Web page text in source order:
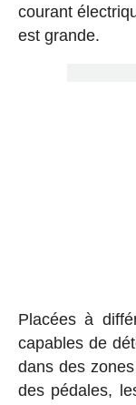
courant
est grande.
Placées à
capables de
dans des
des pédales,